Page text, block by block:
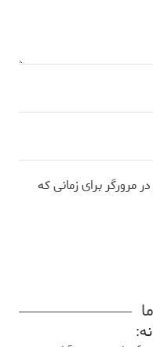
مرورگر برای زمانی که